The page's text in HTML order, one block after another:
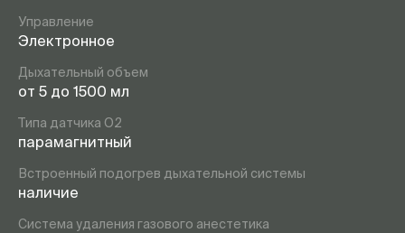
Управление
Электронное
Дыхательный объем
от 5 до 1500 мл
Типа датчика O2
парамагнитный
Встроенный подогрев дыхательной системы
наличие
Система удаления газового анестетика